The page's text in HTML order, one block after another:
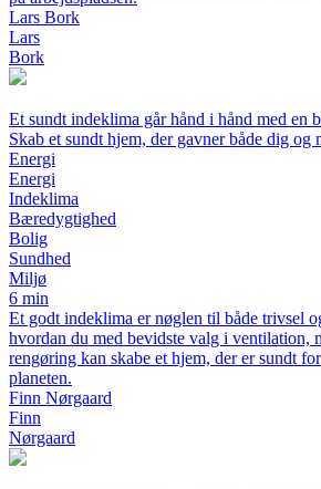
Lars Bork
Lars
Bork
Et sundt indeklima går hånd i hånd med en
Skab et sundt hjem, der gavner både dig og
Energi
Energi
Indeklima
Bæredygtighed
Bolig
Sundhed
Miljø
6 min
Et godt indeklima er nøglen til både trivsel
hvordan du med bevidste valg i ventilation,
rengøring kan skabe et hjem, der er sundt
planeten.
Finn Nørgaard
Finn
Nørgaard